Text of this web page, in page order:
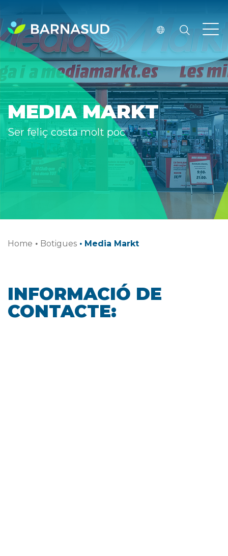
MEDIA MARKT
Ser feliç costa molt poc
Home · Botigues · Media Markt
INFORMACIÓ DE
CONTACTE: